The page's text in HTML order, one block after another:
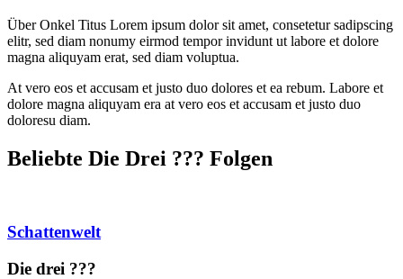
Über Onkel Titus Lorem ipsum dolor sit amet, consetetur sadipscing
elitr, sed diam nonumy eirmod tempor invidunt ut labore et dolore
magna aliquyam erat, sed diam voluptua.
At vero eos et accusam et justo duo dolores et ea rebum. Labore et
dolore magna aliquyam era at vero eos et accusam et justo duo
doloresu diam.
Beliebte Die Drei ??? Folgen
Schattenwelt
Die drei ???